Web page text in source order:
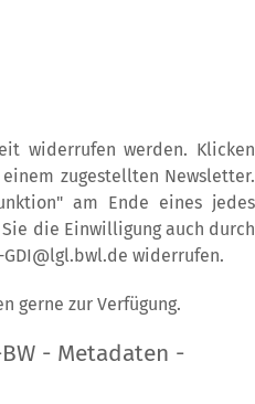
widerrufen werden. Klicken
zugestellten Newsletter.
am Ende eines jedes
die Einwilligung auch durch
GDI@lgl.bwl.de widerrufen.
gerne zur Verfügung.
- Metadaten -